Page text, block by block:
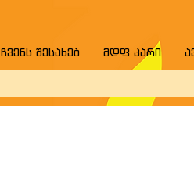
ჩვენს შესახებ მდფ კარი